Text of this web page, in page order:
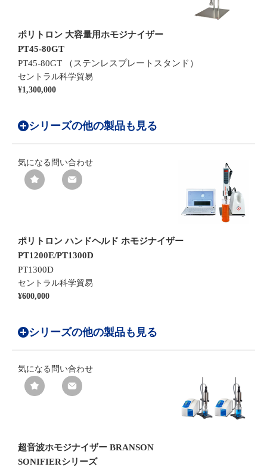
ポリトロン 大容量用ホモジナイザー
PT45-80GT
PT45-80GT （ステンレスプレートスタンド）
セントラル科学貿易
¥1,300,000
シリーズの他の製品も見る
気になる 問い合わせ
ポリトロン ハンドヘルド ホモジナイザー
PT1200E/PT1300D
PT1300D
セントラル科学貿易
¥600,000
シリーズの他の製品も見る
気になる 問い合わせ
超音波ホモジナイザー BRANSON
SONIFIERシリーズ